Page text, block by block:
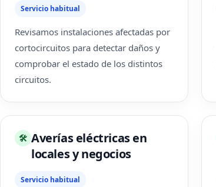
Servicio habitual
Revisamos instalaciones afectadas por
cortocircuitos para detectar daños y
comprobar el estado de los distintos
circuitos.
🛠 Averías eléctricas en
locales y negocios
Servicio habitual